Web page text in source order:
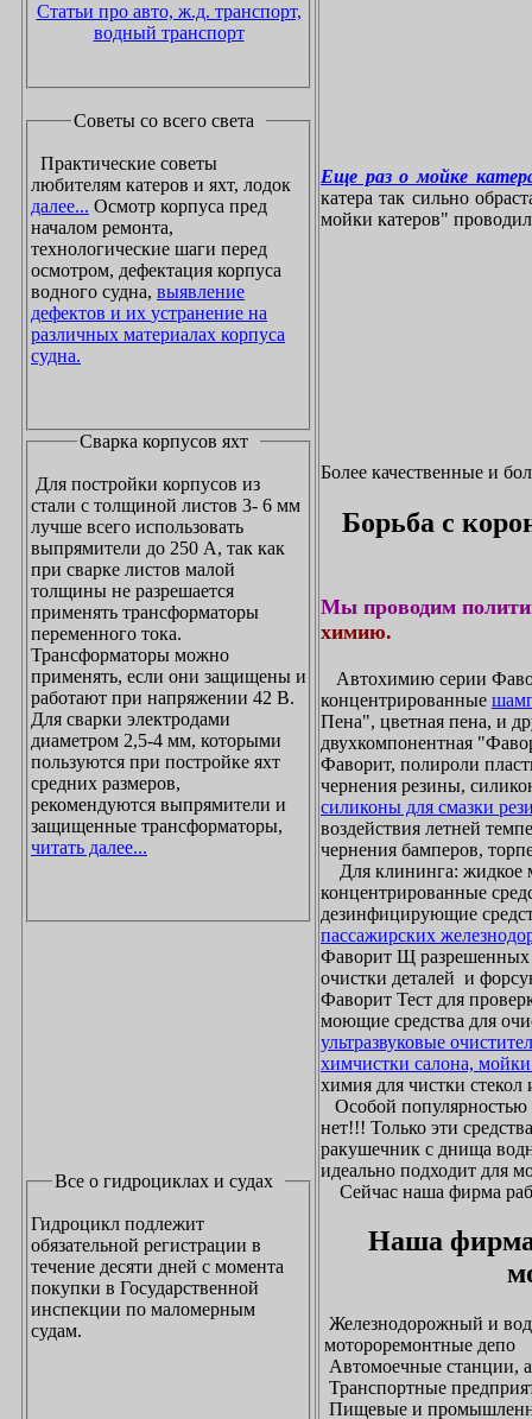
Статьи про авто, ж.д. транспорт,
водный транспорт
Советы со всего света
Практические советы
любителям катеров и яхт, лодок
далее... Осмотр корпуса пред
началом ремонта,
технологические шаги перед
осмотром, дефектация корпуса
водного судна, выявление
дефектов и их устранение на
различных материалах корпуса
судна.
Сварка корпусов яхт
Для постройки корпусов из
стали с толщиной листов 3- 6 мм
лучше всего использовать
выпрямители до 250 А, так как
при сварке листов малой
толщины не разрешается
применять трансформаторы
переменного тока.
Трансформаторы можно
применять, если они защищены и
работают при напряжении 42 В.
Для сварки электродами
диаметром 2,5-4 мм, которыми
пользуются при постройке яхт
средних размеров,
рекомендуются выпрямители и
защищенные трансформаторы,
читать далее...
Все о гидроциклах и судах
Гидроцикл подлежит
обязательной регистрации в
течение десяти дней с момента
покупки в Государственной
инспекции по маломерным
судам.
Еще раз о мойке
катера так сильно
мойки катеров"
Более качественные и
Борьба с
Мы проводим
химию.
Автохимию серии
концентрированные
Пена", цветная пена, и
двухкомпонентная
Фаворит, полироли
чернения резины,
силиконы для смазки
воздействия летней
чернения бамперов,
Для клининга: жидкое
концентрированные
дезинфицирующие
пассажирских
Фаворит Щ
очистки деталей и
Фаворит Тест для
моющие средства для
ультразвуковые
химчистки салона,
химия для чистки стекол
Особой популярностью
нет!!! Только эти
ракушечник с днища
идеально подходит для
Сейчас наша фирма
Наша фирма
Железнодорожный и
мотороремонтные депо
Автомоечные станции,
Транспортные
Пищевые и